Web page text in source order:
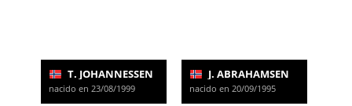
T. JOHANNESSEN
nacido en 23/08/1999
J. ABRAHAMSEN
nacido en 20/09/1995